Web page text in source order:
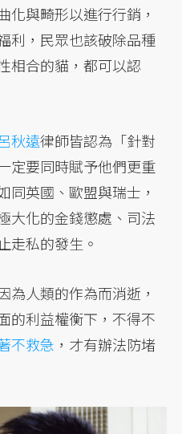
化與畸形以進行行銷，
利，民眾也該破除品種
相合的貓，都可以認
秋遠律師皆認為「針對
定要同時賦予他們更重
同英國、歐盟與瑞士，
大化的金錢懲處、司法
走私的發生。
為人類的作為而消逝，
的利益權衡下，不得不
不救急 ，才有辦法防堵